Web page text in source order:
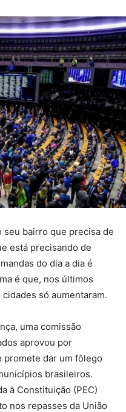
seu bairro que precisa de
está precisando de
do dia a dia é
é que, nos últimos
só aumentaram.
uma comissão
aprovou por
promete dar um fôlego
brasileiros.
à Constituição (PEC)
nos repasses da União